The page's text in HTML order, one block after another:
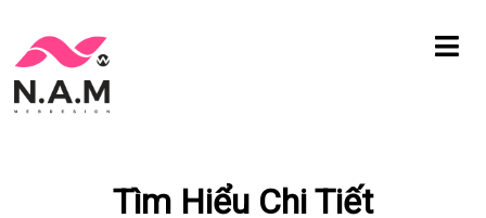
Chuyển
tới
Tìm Hiểu Chi Tiết